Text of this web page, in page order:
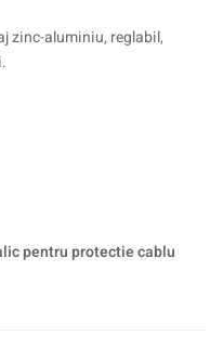
zinc-aluminiu, reglabil,
pentru protectie cablu